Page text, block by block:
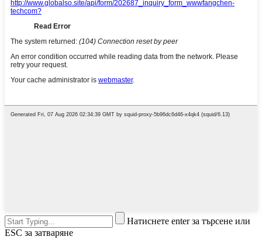
Натиснете enter за търсене или
ESC за затваряне